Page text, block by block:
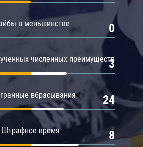
в меньшинстве 0
численных преимуществ
3
вбрасывания 24
Штрафное время 8